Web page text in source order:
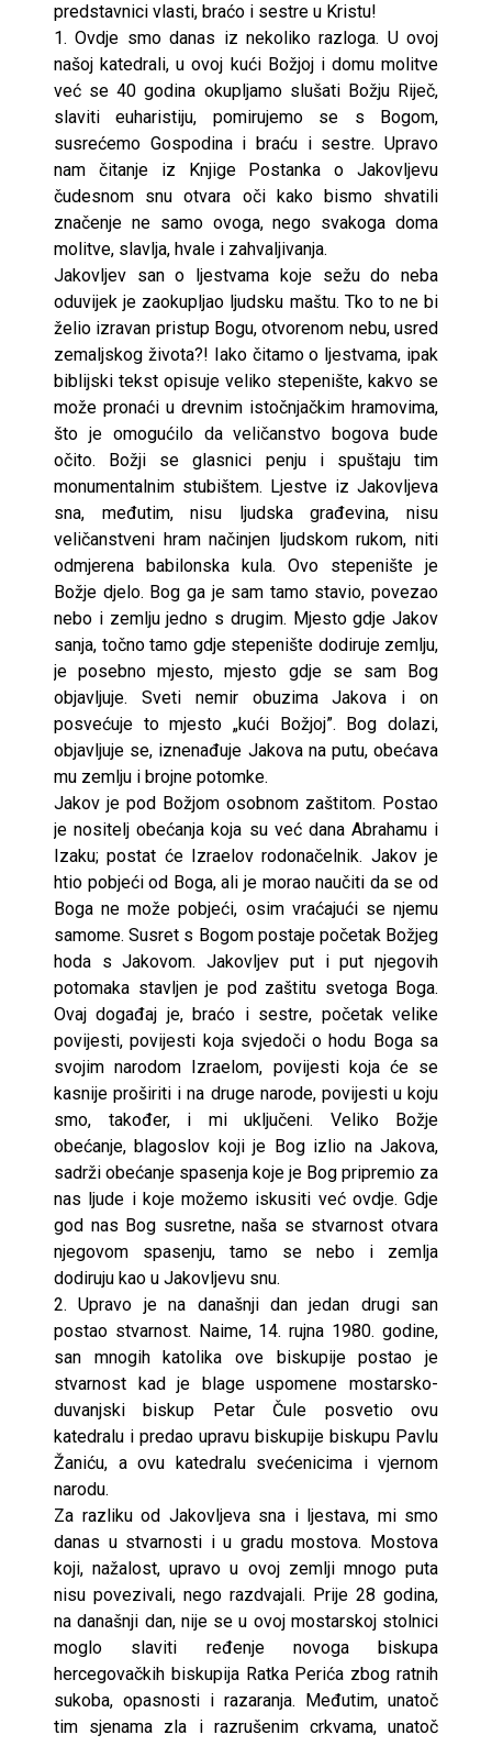
predstavnici vlasti, braćo i sestre u Kristu!
1. Ovdje smo danas iz nekoliko razloga. U ovoj
našoj katedrali, u ovoj kući Božjoj i domu molitve
već se 40 godina okupljamo slušati Božju Riječ,
slaviti euharistiju, pomirujemo se s Bogom,
susrećemo Gospodina i braću i sestre. Upravo
nam čitanje iz Knjige Postanka o Jakovljevu
čudesnom snu otvara oči kako bismo shvatili
značenje ne samo ovoga, nego svakoga doma
molitve, slavlja, hvale i zahvaljivanja.
Jakovljev san o ljestvama koje sežu do neba
oduvijek je zaokupljao ljudsku maštu. Tko to ne bi
želio izravan pristup Bogu, otvorenom nebu, usred
zemaljskog života?! Iako čitamo o ljestvama, ipak
biblijski tekst opisuje veliko stepenište, kakvo se
može pronaći u drevnim istočnjačkim hramovima,
što je omogućilo da veličanstvo bogova bude
očito. Božji se glasnici penju i spuštaju tim
monumentalnim stubištem. Ljestve iz Jakovljeva
sna, međutim, nisu ljudska građevina, nisu
veličanstveni hram načinjen ljudskom rukom, niti
odmjerena babilonska kula. Ovo stepenište je
Božje djelo. Bog ga je sam tamo stavio, povezao
nebo i zemlju jedno s drugim. Mjesto gdje Jakov
sanja, točno tamo gdje stepenište dodiruje zemlju,
je posebno mjesto, mjesto gdje se sam Bog
objavljuje. Sveti nemir obuzima Jakova i on
posvećuje to mjesto „kući Božjoj”. Bog dolazi,
objavljuje se, iznenađuje Jakova na putu, obećava
mu zemlju i brojne potomke.
Jakov je pod Božjom osobnom zaštitom. Postao
je nositelj obećanja koja su već dana Abrahamu i
Izaku; postat će Izraelov rodonačelnik. Jakov je
htio pobjeći od Boga, ali je morao naučiti da se od
Boga ne može pobjeći, osim vraćajući se njemu
samome. Susret s Bogom postaje početak Božjeg
hoda s Jakovom. Jakovljev put i put njegovih
potomaka stavljen je pod zaštitu svetoga Boga.
Ovaj događaj je, braćo i sestre, početak velike
povijesti, povijesti koja svjedoči o hodu Boga sa
svojim narodom Izraelom, povijesti koja će se
kasnije proširiti i na druge narode, povijesti u koju
smo, također, i mi uključeni. Veliko Božje
obećanje, blagoslov koji je Bog izlio na Jakova,
sadrži obećanje spasenja koje je Bog pripremio za
nas ljude i koje možemo iskusiti već ovdje. Gdje
god nas Bog susretne, naša se stvarnost otvara
njegovom spasenju, tamo se nebo i zemlja
dodiruju kao u Jakovljevu snu.
2. Upravo je na današnji dan jedan drugi san
postao stvarnost. Naime, 14. rujna 1980. godine,
san mnogih katolika ove biskupije postao je
stvarnost kad je blage uspomene mostarsko-
duvanjski biskup Petar Čule posvetio ovu
katedralu i predao upravu biskupije biskupu Pavlu
Žaniću, a ovu katedralu svećenicima i vjernom
narodu.
Za razliku od Jakovljeva sna i ljestava, mi smo
danas u stvarnosti i u gradu mostova. Mostova
koji, nažalost, upravo u ovoj zemlji mnogo puta
nisu povezivali, nego razdvajali. Prije 28 godina,
na današnji dan, nije se u ovoj mostarskoj stolnici
moglo slaviti ređenje novoga biskupa
hercegovačkih biskupija Ratka Perića zbog ratnih
sukoba, opasnosti i razaranja. Međutim, unatoč
tim sjenama zla i razrušenim crkvama, unatoč